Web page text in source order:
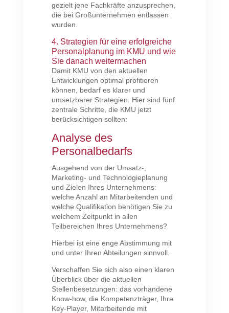
gezielt jene Fachkräfte anzusprechen,
die bei Großunternehmen entlassen
wurden.
4. Strategien für eine erfolgreiche
Personalplanung im KMU und wie
Sie danach weitermachen
Damit KMU von den aktuellen
Entwicklungen optimal profitieren
können, bedarf es klarer und
umsetzbarer Strategien. Hier sind fünf
zentrale Schritte, die KMU jetzt
berücksichtigen sollten:
Analyse des
Personalbedarfs
Ausgehend von der Umsatz-,
Marketing- und Technologieplanung
und Zielen Ihres Unternehmens:
welche Anzahl an Mitarbeitenden und
welche Qualifikation benötigen Sie zu
welchem Zeitpunkt in allen
Teilbereichen Ihres Unternehmens?
Hierbei ist eine enge Abstimmung mit
und unter Ihren Abteilungen sinnvoll.
Verschaffen Sie sich also einen klaren
Überblick über die aktuellen
Stellenbesetzungen: das vorhandene
Know-how, die Kompetenzträger, Ihre
Key-Player, Mitarbeitende mit